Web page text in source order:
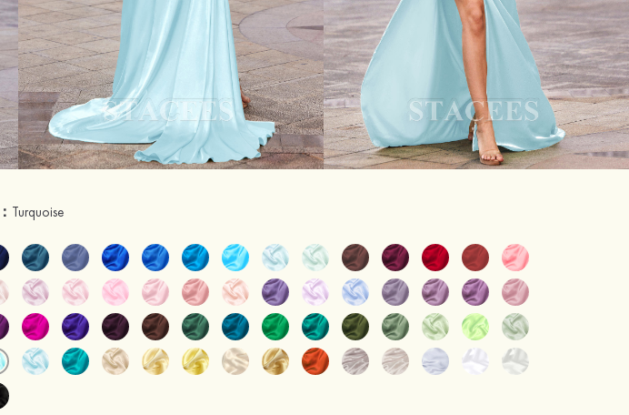
Turquoise